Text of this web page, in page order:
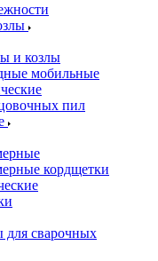
и козлы
мобильные
пил
кордщетки
сварочных